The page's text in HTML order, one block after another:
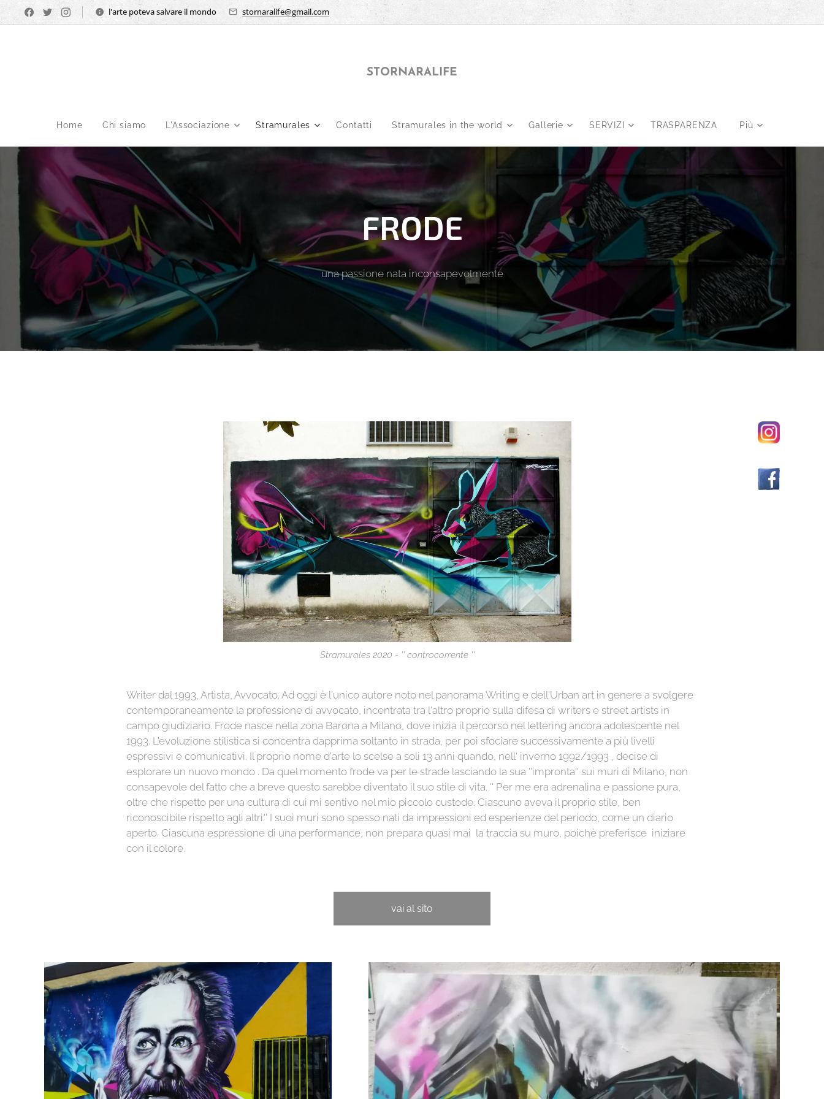
l'arte poteva salvare il mondo stornaralife@gmail.com
STORNARALIFE
Home Chi siamo L'Associazione Stramurales Contatti Stramurales in the world Gallerie SERVIZI TRASPARENZA Più
FRODE
una passione nata inconsapevolmente
Stramurales 2020 - '' controcorrente ''
Writer dal 1993, Artista, Avvocato. Ad oggi è l'unico autore noto nel panorama Writing e dell'Urban art in genere a svolgere
contemporaneamente la professione di avvocato, incentrata tra l'altro proprio sulla difesa di writers e street artists in
campo giudiziario. Frode nasce nella zona Barona a Milano, dove inizia il percorso nel lettering ancora adolescente nel
1993. L'evoluzione stilistica si concentra dapprima soltanto in strada, per poi sfociare successivamente a più livelli
espressivi e comunicativi. Il proprio nome d'arte lo scelse a soli 13 anni quando, nell' inverno 1992/1993 , decise di
esplorare un nuovo mondo . Da quel momento frode va per le strade lasciando la sua ''impronta'' sui muri di Milano, non
consapevole del fatto che a breve questo sarebbe diventato il suo stile di vita. '' Per me era adrenalina e passione pura,
oltre che rispetto per una cultura di cui mi sentivo nel mio piccolo custode. Ciascuno aveva il proprio stile, ben
riconoscibile rispetto agli altri.'' I suoi muri sono spesso nati da impressioni ed esperienze del periodo, come un diario
aperto. Ciascuna espressione di una performance, non prepara quasi mai la traccia su muro, poichè preferisce iniziare
con il colore.
vai al sito